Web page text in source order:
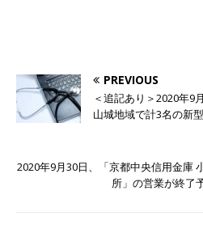
PREVIOUS
＜追記あり＞2020年9
山城地域で計3名の新
2020年9月30日、「京都中央信用金庫
所」の営業が終了